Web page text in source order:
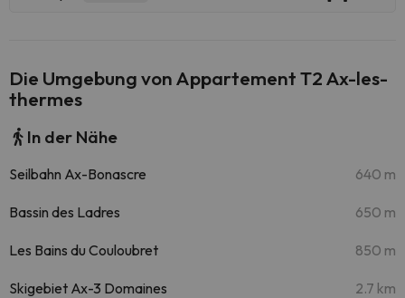
Die Umgebung von Appartement T2 Ax-les-
thermes
In der Nähe
Seilbahn Ax-Bonascre 640 m
Bassin des Ladres 650 m
Les Bains du Couloubret 850 m
Skigebiet Ax-3 Domaines 2.7 km